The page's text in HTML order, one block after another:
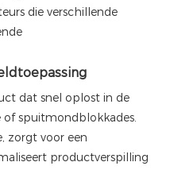
die verschillende
dat snel oplost in de
spuitmondblokkades.
zorgt voor een
productverspilling